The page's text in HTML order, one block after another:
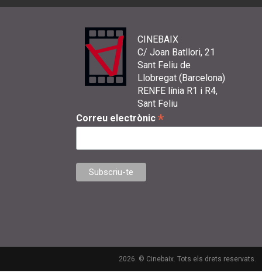
CINEBAIX
C/ Joan Batllori, 21
Sant Feliu de
Llobregat (Barcelona)
RENFE línia R1 i R4,
Sant Feliu
Correu electrònic *
2026. © Cinebaix. Tots els drets reservats.